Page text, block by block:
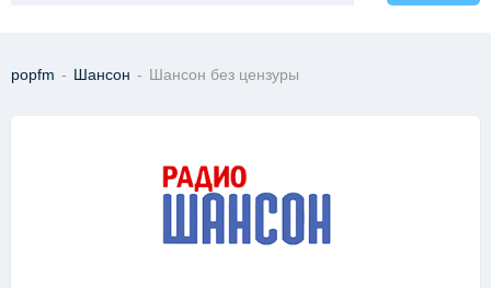
popfm - Шансон - Шансон без цензуры